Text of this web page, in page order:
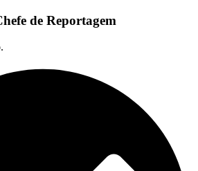
de Reportagem
.